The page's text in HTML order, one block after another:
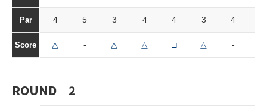
Par 4 5 3 4 4 3 4
Score △ - △ △ □ △ -
ROUND｜2｜